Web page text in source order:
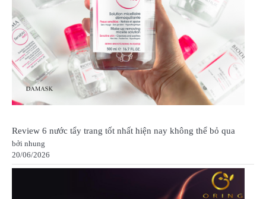
Review 6 nước tẩy trang tốt nhất hiện nay không thể bỏ qua
bởi nhung
20/06/2026